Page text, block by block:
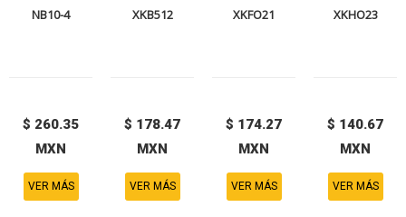
NB10-4
$ 260.35
MXN
VER MÁS
XKB512
$ 178.47
MXN
VER MÁS
XKFO21
$ 174.27
MXN
VER MÁS
XKHO23
$ 140.67
MXN
VER MÁS